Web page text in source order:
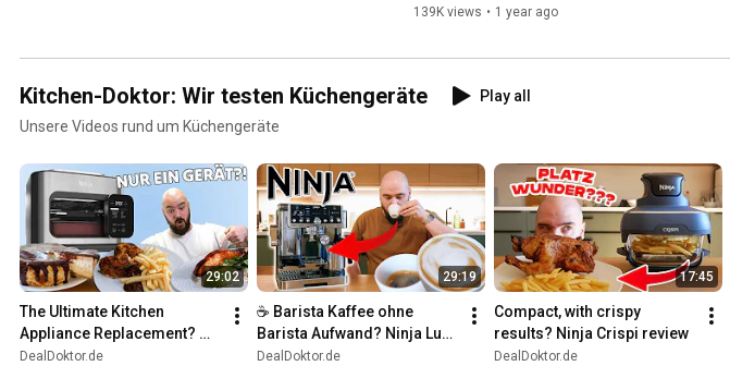
139K views • 1 year ago
Kitchen-Doktor: Wir testen Küchengeräte
Play all
Unsere Videos rund um Küchengeräte
29:02
The Ultimate Kitchen
Appliance Replacement?
Ninja Combi 12-in-1
DealDoktor.de
29:19
☕ Barista Kaffee ohne
Barista Aufwand? Ninja Luxe
Cafe Pro!
DealDoktor.de
17:45
Compact, with crispy
results? Ninja Crispi review
DealDoktor.de